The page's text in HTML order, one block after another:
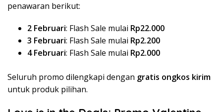
penawaran berikut:
2 Februari: Flash Sale mulai Rp22.000
3 Februari: Flash Sale mulai Rp2.200
4 Februari: Flash Sale mulai Rp2.000
Seluruh promo dilengkapi dengan gratis ongkos kirim
untuk produk pilihan.